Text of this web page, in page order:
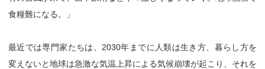
食糧難になる。」
最近では専門家たちは、2030年までに人類は生き方、暮らし方を
変えないと地球は急激な気温上昇による気候崩壊が起こり、それを